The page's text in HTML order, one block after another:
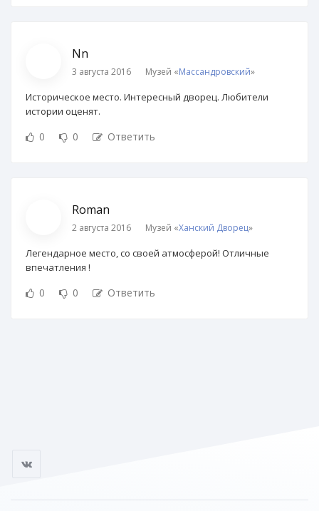
Nn
3 августа 2016 Музей «Массандровский»
Историческое место. Интересный дворец. Любители
истории оценят.
0 0 Ответить
Roman
2 августа 2016 Музей «Ханский Дворец»
Легендарное место, со своей атмосферой! Отличные
впечатления !
0 0 Ответить